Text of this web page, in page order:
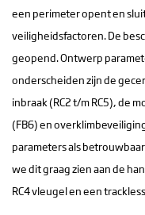
een perimeter opent en
veiligheidsfactoren. De
geopend. Ontwerp
onderscheiden zijn de
inbraak (RC2 t/m RC5), de
(FB6) en
parameters als
we dit graag zien aan de
RC4 vleugel en een trackless